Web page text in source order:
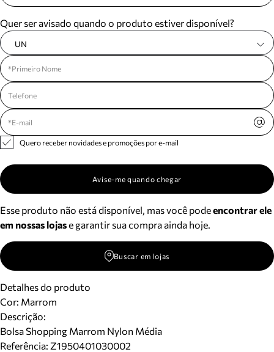
Quer ser avisado quando o produto estiver disponível?
UN
Quero receber novidades e promoções por e-mail
Avise-me quando chegar
Esse produto não está disponível, mas você podeencontrar ele
em nossas lojase garantir sua compra ainda hoje.
Buscar em lojas
Detalhes do produto
Cor: Marrom
Descrição:
Bolsa Shopping Marrom Nylon Média
Referência: Z1950401030002